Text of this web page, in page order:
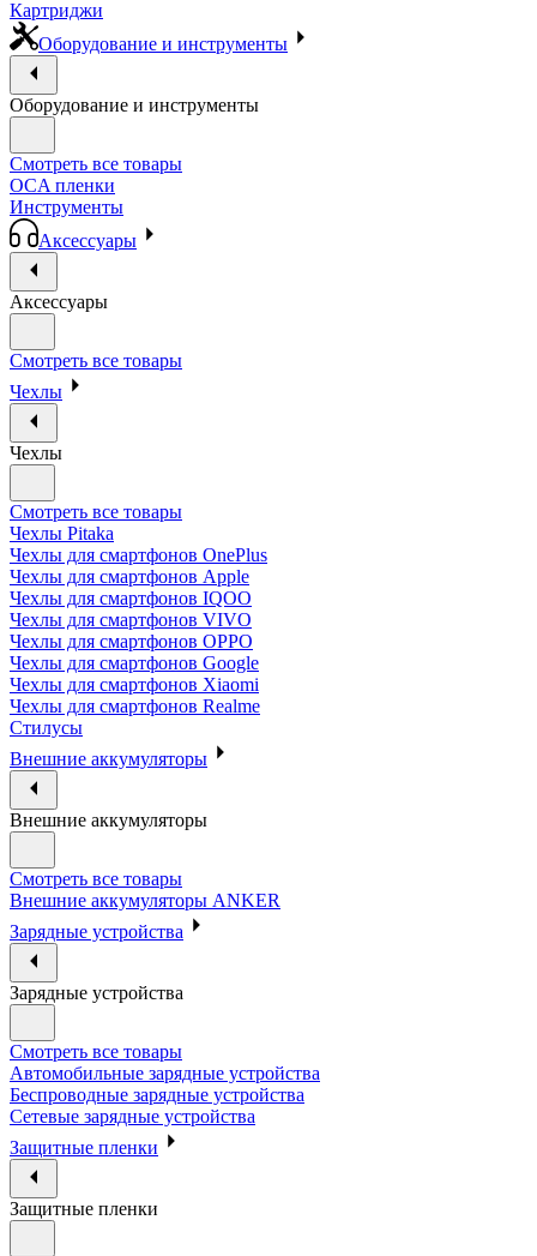
Картриджи
Оборудование и инструменты
Оборудование и инструменты
Смотреть все товары
OCA пленки
Инструменты
Аксессуары
Аксессуары
Смотреть все товары
Чехлы
Чехлы
Смотреть все товары
Чехлы Pitaka
Чехлы для смартфонов OnePlus
Чехлы для смартфонов Apple
Чехлы для смартфонов IQOO
Чехлы для смартфонов VIVO
Чехлы для смартфонов OPPO
Чехлы для смартфонов Google
Чехлы для смартфонов Xiaomi
Чехлы для смартфонов Realme
Стилусы
Внешние аккумуляторы
Внешние аккумуляторы
Смотреть все товары
Внешние аккумуляторы ANKER
Зарядные устройства
Зарядные устройства
Смотреть все товары
Автомобильные зарядные устройства
Беспроводные зарядные устройства
Сетевые зарядные устройства
Защитные пленки
Защитные пленки